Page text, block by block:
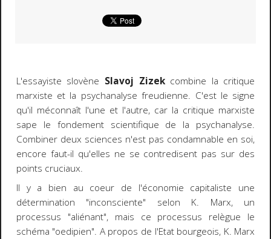
L'essayiste slovène Slavoj Zizekcombine la critique
marxiste et la psychanalyse freudienne. C'est le signe
qu'il méconnaît l'une et l'autre, car la critique marxiste
sape le fondement scientifique de la psychanalyse.
Combiner deux sciences n'est pas condamnable en soi,
encore faut-il qu'elles ne se contredisent pas sur des
points cruciaux.
Il y a bien au coeur de l'économie capitaliste une
détermination "inconsciente" selon K. Marx, un
processus "aliénant", mais ce processus relègue le
schéma "oedipien". A propos de l'Etat bourgeois, K. Marx